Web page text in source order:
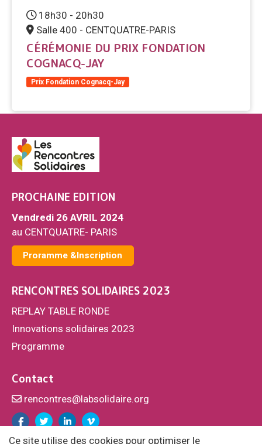
18h30 - 20h30
Salle 400 - CENTQUATRE-PARIS
CÉRÉMONIE DU PRIX FONDATION
COGNACQ-JAY
Prix Fondation Cognacq-Jay
PROCHAINE EDITION
Vendredi 26 AVRIL 2024
au CENTQUATRE- PARIS
Proramme &Inscription
RENCONTRES SOLIDAIRES 2023
REPLAY TABLE RONDE
Innovations solidaires 2023
Programme
Contact
rencontres@labsolidaire.org
Facebook
TwitterLinkedinVimeo
Ce site utilise des cookies pour optimiser le